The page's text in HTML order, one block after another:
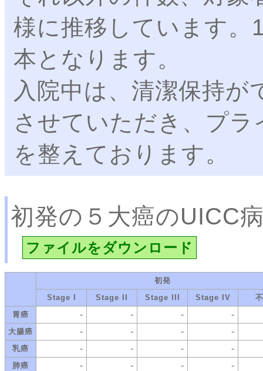
様に推移しています。
本となります。
入院中は、清潔保持
させていただき、プ
を整えております。
初発の５大癌のUICC
ファイルをダウンロード
初発
Stage I
Stage II Stage III Stage IV
胃癌
- - - -
大腸癌 - - - -
乳癌 - - - -
肺癌 - - - -